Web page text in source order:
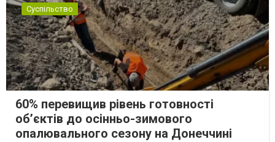
Суспільство
60% перевищив рівень готовності
об’єктів до осінньо-зимового
опалювального сезону на Донеччині